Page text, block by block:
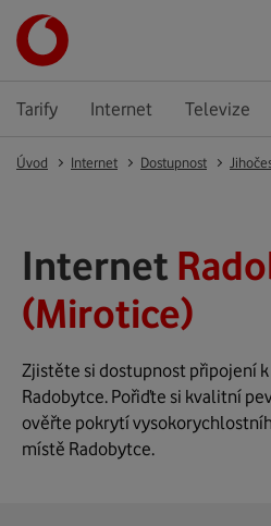
Tarify Internet Televize
Úvod Internet Dostupnost
Internet
(Mirotice)
Zjistěte si dostupnost připojení
Radobytce. Pořiďte si kvalitní
ověřte pokrytí
místě Radobytce.